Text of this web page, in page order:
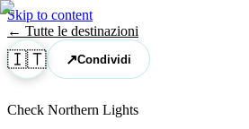
Skip to content
← Tutte le destinazioni
🇮🇹 ↗Condividi
Check Northern Lights